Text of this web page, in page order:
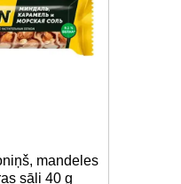
mandeles
sāli 40 g